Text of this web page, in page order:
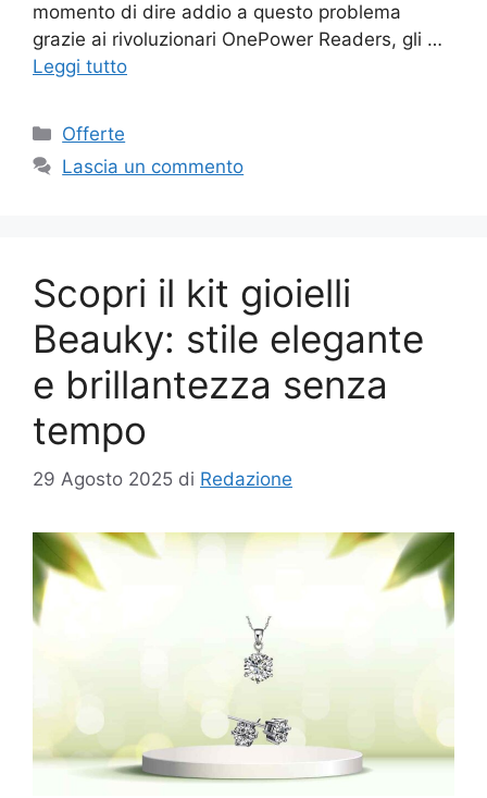
momento di dire addio a questo problema
grazie ai rivoluzionari OnePower Readers, gli …
Leggi tutto
Categorie
Offerte
Lascia un commento
Scopri il kit gioielli
Beauky: stile elegante
e brillantezza senza
tempo
29 Agosto 2025 di Redazione